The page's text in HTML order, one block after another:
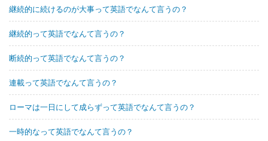
継続的に続けるのが大事って英語でなんて言うの？
継続的って英語でなんて言うの？
断続的って英語でなんて言うの？
連載って英語でなんて言うの？
ローマは一日にして成らずって英語でなんて言うの？
一時的なって英語でなんて言うの？